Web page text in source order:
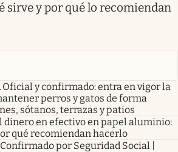
sirve y por qué lo recomiendan
Oficial y confirmado: entra en vigor la
perros y gatos de forma
sótanos, terrazas y patios
dinero en efectivo en papel aluminio:
qué recomiendan hacerlo
Confirmado por Seguridad Social |